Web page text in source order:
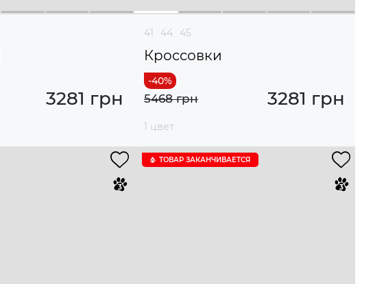
3281 грн
41 44 45
Кроссовки
3281 грн
5468 грн
1 цвет
ТОВАР ЗАКАНЧИВАЕТСЯ